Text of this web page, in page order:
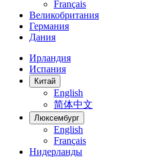
Français
Великобритания
Германия
Дания
Ирландия
Испания
Китай
English
简体中文
Люксембург
English
Français
Нидерланды